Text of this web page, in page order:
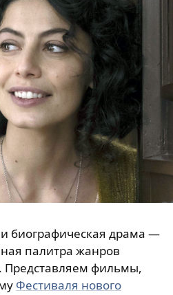
биографическая драма —
палитра жанров
Представляем фильмы,
Фестиваля нового